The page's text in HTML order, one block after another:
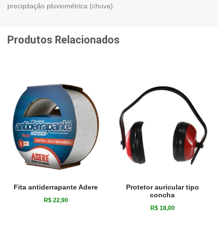
precipitação pluviométrica (chuva).
Produtos Relacionados
Fita antiderrapante Adere
R$22,90
Protetor auricular tipo
concha
R$18,00